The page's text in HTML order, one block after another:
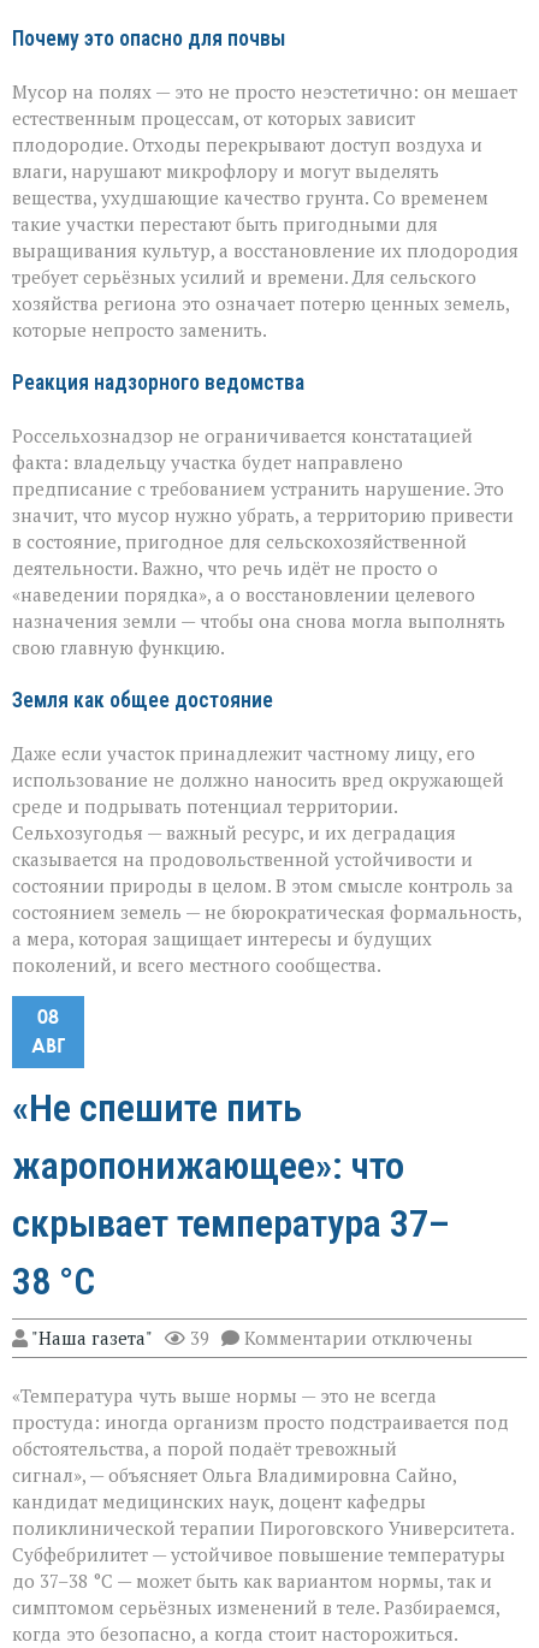
Почему это опасно для почвы
Мусор на полях — это не просто неэстетично: он мешает
естественным процессам, от которых зависит
плодородие. Отходы перекрывают доступ воздуха и
влаги, нарушают микрофлору и могут выделять
вещества, ухудшающие качество грунта. Со временем
такие участки перестают быть пригодными для
выращивания культур, а восстановление их плодородия
требует серьёзных усилий и времени. Для сельского
хозяйства региона это означает потерю ценных земель,
которые непросто заменить.
Реакция надзорного ведомства
Россельхознадзор не ограничивается констатацией
факта: владельцу участка будет направлено
предписание с требованием устранить нарушение. Это
значит, что мусор нужно убрать, а территорию привести
в состояние, пригодное для сельскохозяйственной
деятельности. Важно, что речь идёт не просто о
«наведении порядка», а о восстановлении целевого
назначения земли — чтобы она снова могла выполнять
свою главную функцию.
Земля как общее достояние
Даже если участок принадлежит частному лицу, его
использование не должно наносить вред окружающей
среде и подрывать потенциал территории.
Сельхозугодья — важный ресурс, и их деградация
сказывается на продовольственной устойчивости и
состоянии природы в целом. В этом смысле контроль за
состоянием земель — не бюрократическая формальность,
а мера, которая защищает интересы и будущих
поколений, и всего местного сообщества.
08
АВГ
«Не спешите пить
жаропонижающее»: что
скрывает температура 37–
38 °C
"Наша газета" 39 Комментарии к
записи
спешите
пить
что
скрывает
температура
37–
38 °C
отключены
«Температура чуть выше нормы — это не всегда
простуда: иногда организм просто подстраивается под
обстоятельства, а порой подаёт тревожный
сигнал», — объясняет Ольга Владимировна Сайно,
кандидат медицинских наук, доцент кафедры
поликлинической терапии Пироговского Университета.
Субфебрилитет — устойчивое повышение температуры
до 37–38 °C — может быть как вариантом нормы, так и
симптомом серьёзных изменений в теле. Разбираемся,
когда это безопасно, а когда стоит насторожиться.